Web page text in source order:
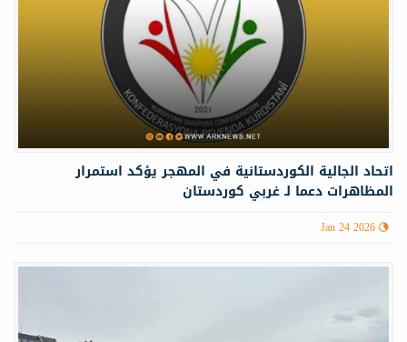
اتحاد الجالية الكوردستانية في المهجر يؤكد استمرار
المظاهرات دعما لـ غربي كوردستان
Jan 24 2026